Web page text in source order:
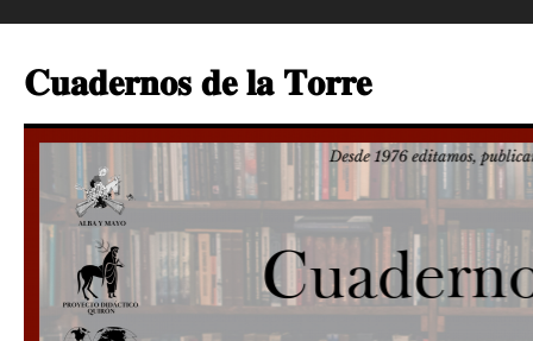
contenido
𝐂𝐮𝐚𝐝𝐞𝐫𝐧𝐨𝐬 𝐝𝐞 𝐥𝐚 𝐓𝐨𝐫𝐫𝐞